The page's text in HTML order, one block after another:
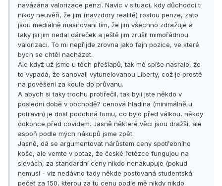
navázána valorizace penzí. Navíc v situaci, kdy důchodci ti
nikdy neuvěří, že jim (navzdory realitě) rostou penze, zato
jsou mediálně masírovaní tím, že jim všechno zdražuje a
taky jsi jim nedal dáreček a ještě jim zrušil mimořádnou
valorizaci. To mi nepřijde zrovna jako fajn pozice, ve které
bych se chtěl nacházet.
Ale když už jsme u těch přešlapů, tak mě spíše nasralo, že
to vypadá, že sanovali vytunelovanou Liberty, což je prostě
na pověšení za koule do průvanu.
A abych si taky trochu protiřečil, tak byli jste někdo v
poslední době v obchodě? cenová hladina (minimálně u
potravin) je dost podobná tomu, co bylo před válkou, někdy
dokonce před covidem. Jasně některé věci jsou dražší, ale
aspoň podle mých nákupů jsme zpět.
Jasně, dá se argumentovat nárůstem ceny spotřebního
koše, ale vemte v potaz, že české řetězce fungujou na
slevách, za standardní ceny nikdo nenakupuje (pokud
nemusí - viz nedávno tady někde postovaná studentská
pečeť za 150, kterou za tu cenu podle mě nikdy nikdo